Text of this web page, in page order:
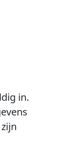
in.